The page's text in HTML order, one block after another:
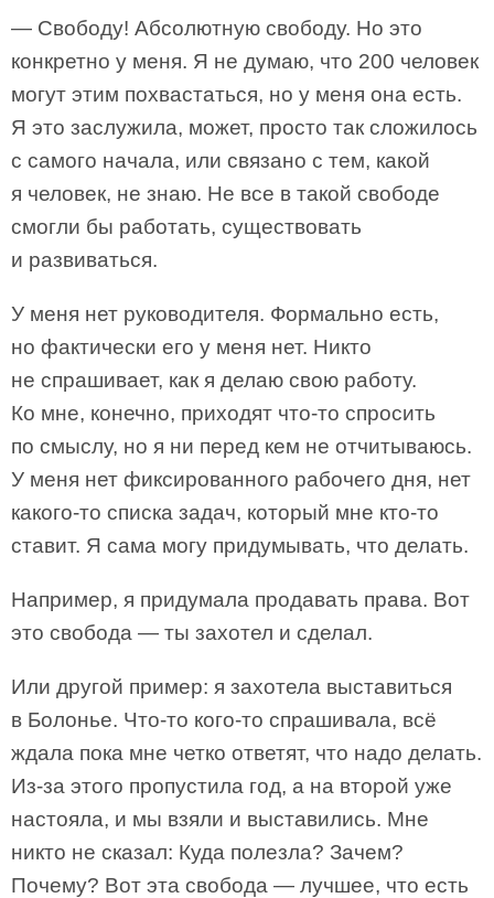
— Свободу! Абсолютную свободу. Но это
конкретно у меня. Я не думаю, что 200 человек
могут этим похвастаться, но у меня она есть.
Я это заслужила, может, просто так сложилось
с самого начала, или связано с тем, какой
я человек, не знаю. Не все в такой свободе
смогли бы работать, существовать
и развиваться.
У меня нет руководителя. Формально есть,
но фактически его у меня нет. Никто
не спрашивает, как я делаю свою работу.
Ко мне, конечно, приходят что-то спросить
по смыслу, но я ни перед кем не отчитываюсь.
У меня нет фиксированного рабочего дня, нет
какого-то списка задач, который мне кто-то
ставит. Я сама могу придумывать, что делать.
Например, я придумала продавать права. Вот
это свобода — ты захотел и сделал.
Или другой пример: я захотела выставиться
в Болонье. Что-то кого-то спрашивала, всё
ждала пока мне четко ответят, что надо делать.
Из-за этого пропустила год, а на второй уже
настояла, и мы взяли и выставились. Мне
никто не сказал: Куда полезла? Зачем?
Почему? Вот эта свобода — лучшее, что есть